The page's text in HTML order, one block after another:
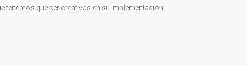
tenemos que ser creativos en su implementación.